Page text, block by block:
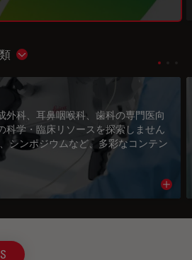
Show subnavigation
外科、耳鼻咽喉科、歯科の専門医向
科学・臨床リソースを探索しません
シンポジウムなど、多彩なコンテン